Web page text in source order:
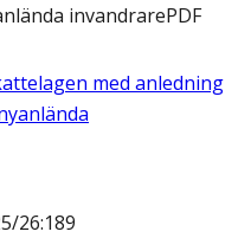
invandrarePDF
med anledning
26:189